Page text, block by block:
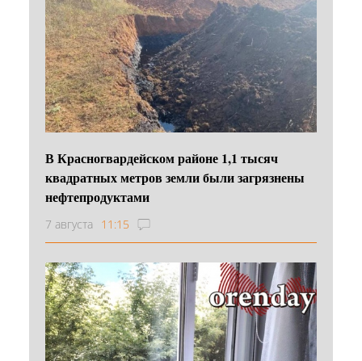
В Красногвардейском районе 1,1 тысяч
квадратных метров земли были загрязнены
нефтепродуктами
7 августа 11:15